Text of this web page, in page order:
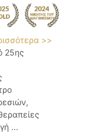
>>
25ης
...